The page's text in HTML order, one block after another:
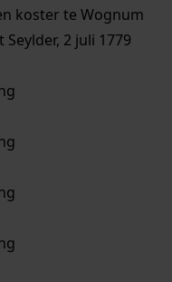
koster te Wognum
2 juli 1779